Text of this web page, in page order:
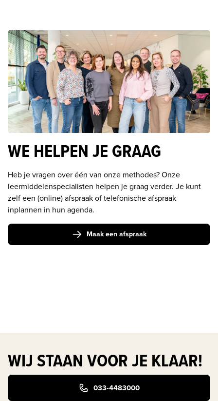
WE HELPEN JE GRAAG
Heb je vragen over één van onze methodes? Onze
leermiddelenspecialisten helpen je graag verder. Je kunt
zelf een (online) afspraak of telefonische afspraak
inplannen in hun agenda.
Maak een afspraak
WIJ STAAN VOOR JE KLAAR!
033-4483000